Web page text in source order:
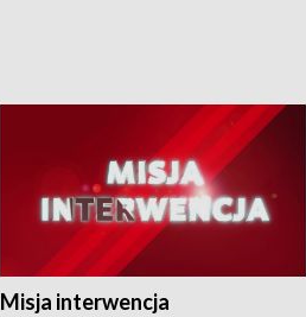
Misja interwencja